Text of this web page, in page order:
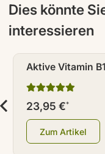
Dies könnte
interessieren
Aktive Vitamin
23,95 €*
Zum Artikel